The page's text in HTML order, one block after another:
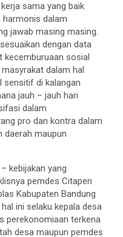
sama yang baik
harmonis dalam
jawab masing masing.
dengan data
kecemburuaan sosial
dalam hal
sensitif di kalangan
jauh – jauh hari
dalam
pro dan kontra dalam
daerah maupun
kebijakan yang
pemdes Citapen
Kabupaten Bandung
ini selaku kepala desa
perekonomiaan terkena
desa maupun pemdes